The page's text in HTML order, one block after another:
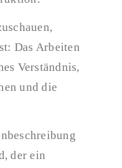
Das Arbeiten
Verständnis,
und die
der ein